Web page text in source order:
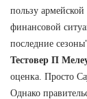
пользу армейской
финансовой
последние
Тестовер П
оценка. Просто
Однако